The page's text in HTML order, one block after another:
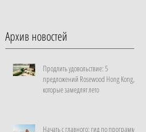
Архив новостей
Продлить удовольствие: 5
предложений Rosewood Hong Kong,
которые замедлят лето
Начать с главного: гид по программе